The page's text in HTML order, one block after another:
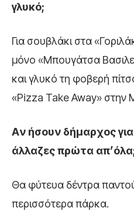
γλυκό;
Για σουβλάκι στα
μόνο «Μπουγάτσα
και γλυκό τη φοβερή
«Pizza Take Away» στην
Aν ήσουν δήμαρχος
άλλαζες πρώτα
Θα φύτευα δέντρα
περισσότερα πάρκα.